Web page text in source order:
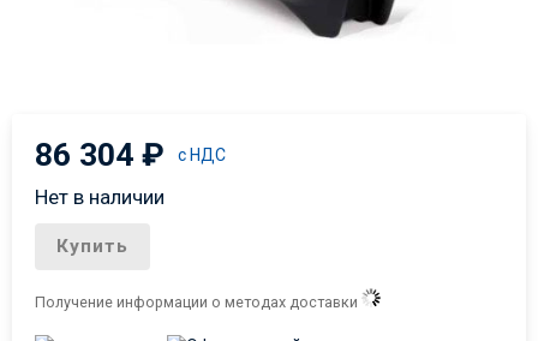
86 304₽ с НДС
Нет в наличии
Купить
Получение информации о методах доставки